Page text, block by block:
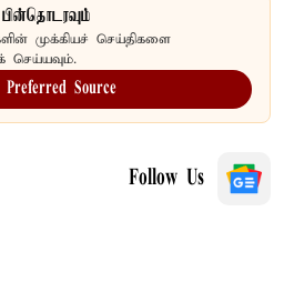
முக்கியச் செய்திகளை
செய்யவும்.
Preferred Source
Follow Us